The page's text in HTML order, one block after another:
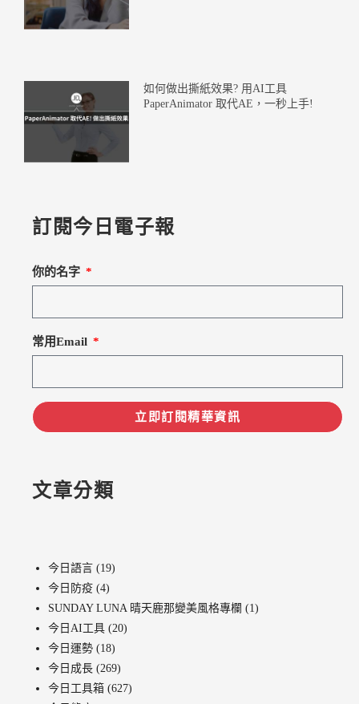
如何做出撕紙效果? 用AI工具
PaperAnimator 取代AE，一秒上手!
訂閱今日電子報
你的名字
常用Email
立即訂閱精華資訊
文章分類
今日語言 (19)
今日防疫 (4)
SUNDAY LUNA 晴天鹿那變美風格專欄 (1)
今日AI工具 (20)
今日運勢 (18)
今日成長 (269)
今日工具箱 (627)